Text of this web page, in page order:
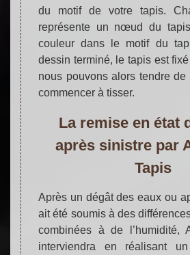
du motif de votre tapis.
représente un nœud du
couleur dans le motif du
dessin terminé, le tapis est
nous pouvons alors tendre
commencer à tisser.
La remise en état
après sinistre par
Tapis
Après un dégât des eaux ou
ait été soumis à des
combinées à de l’humidité,
interviendra en réalisant